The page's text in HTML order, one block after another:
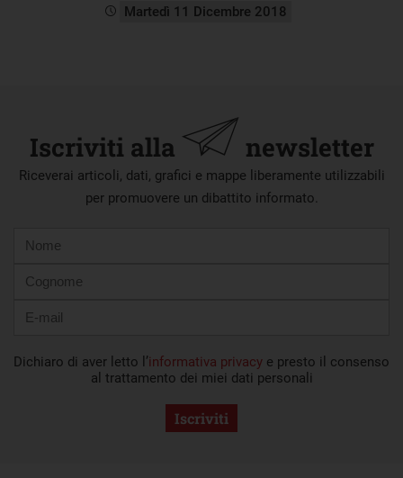
Martedì 11 Dicembre 2018
Iscriviti alla newsletter
Riceverai articoli, dati, grafici e mappe liberamente utilizzabili
per promuovere un dibattito informato.
mail
Dichiaro di aver letto l’informativa privacy e presto il consenso
al trattamento dei miei dati personali
Iscriviti